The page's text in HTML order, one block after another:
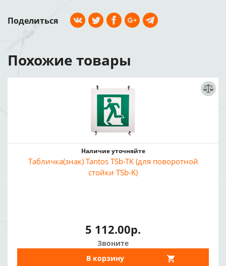
Поделиться
Похожие товары
Наличие уточняйте
Табличка(знак) Tantos TSb-TK (для поворотной
стойки TSb-K)
5 112.00р.
Звоните
В корзину